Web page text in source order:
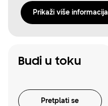
Prikaži više informacija
Budi u toku
Pretplati se